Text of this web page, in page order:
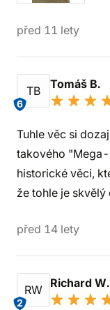
před 11 lety
TB
6
Tomáš B.
Tuhle věc si
takového
historické věci,
že tohle je
před 14 lety
RW
2
Richard W.